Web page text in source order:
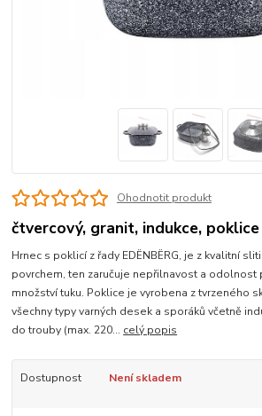
Ohodnotit produkt
čtvercový, granit, indukce, poklice
Hrnec s poklicí z řady EDËNBËRG, je z kvalitní
povrchem, ten zaručuje nepřilnavost a odolnost
množství tuku. Poklice je vyrobena z tvrzeného
všechny typy varných desek a sporáků včetně
do trouby (max. 220... celý popis
Dostupnost Není skladem